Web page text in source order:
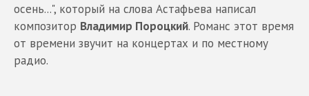
осень...", который на слова Астафьева написал
композитор Владимир Пороцкий. Романс этот время
от времени звучит на концертах и по местному
радио.